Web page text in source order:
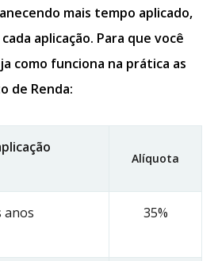
mais tempo aplicado,
aplicação. Para que você
como funciona na prática as
de Renda:
Alíquota
anos 35%